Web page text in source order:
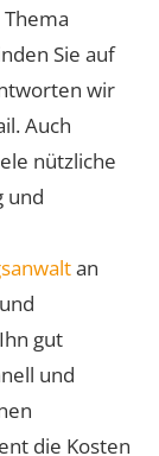
Sie auf
wir
Auch
nützliche
und
an
gut
und
die Kosten